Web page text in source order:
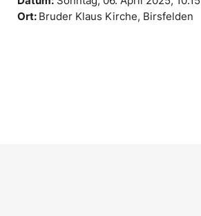
Ort: Bruder Klaus Kirche, Birsfelden